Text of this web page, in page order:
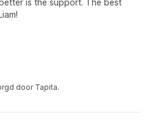
is the support. The best
door Tapita.